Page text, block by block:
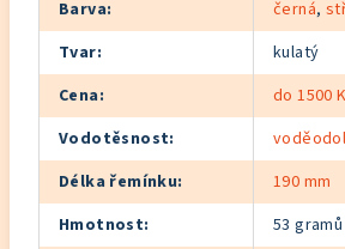
Barva: černá,
Tvar:
kulatý
Cena:
do 1500
Vodotěsnost:
Délka řemínku:
190 mm
Hmotnost:
53 gramů